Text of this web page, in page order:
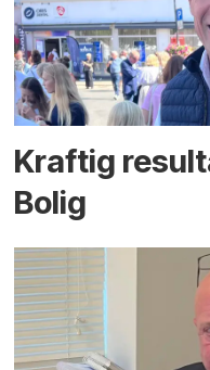
Kraftig
Bolig